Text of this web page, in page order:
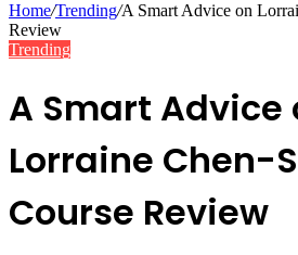
Home/Trending/A Smart Advice on
Review
Trending
A Smart Advice
Lorraine Chen-
Course Review